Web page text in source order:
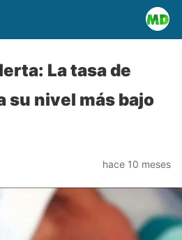
La tasa de
su nivel más bajo
hace 10 meses